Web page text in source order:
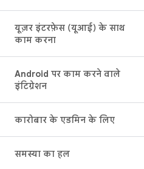
यूज़र इंटरफ़ेस (यूआई) के साथ
काम करना
Android पर काम करने वाले
इंटिग्रेशन
कारोबार के एडमिन के लिए
समस्या का हल